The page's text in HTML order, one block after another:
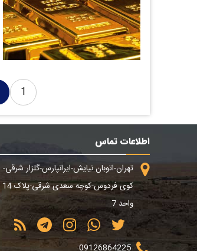
1
اطلاعات تماس
تهران-اتوبان نیایش-ایرانپارس-گلزار شرقی-
کوی فردوس-کوچه سعدی شرقی-پلاک 14
واحد 7
09126864225